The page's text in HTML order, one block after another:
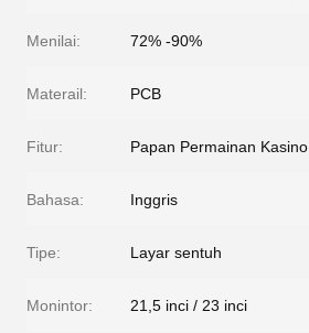
Menilai: 72% -90%
Materail: PCB
Fitur: Papan Permainan Kasino
Bahasa: Inggris
Tipe: Layar sentuh
Monintor: 21,5 inci / 23 inci